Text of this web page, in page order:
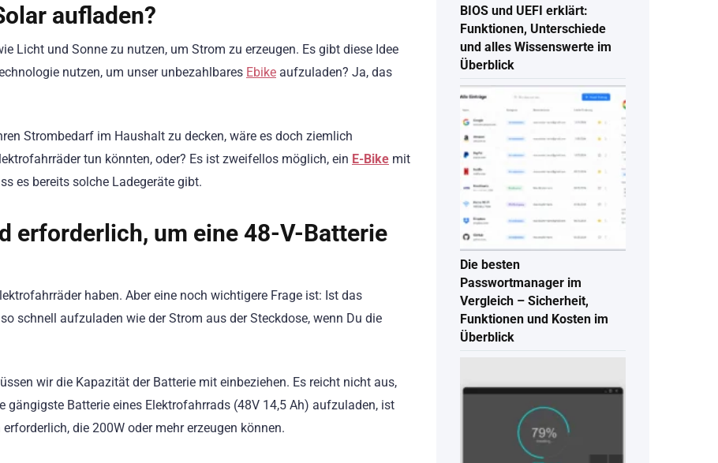
aufladen?
Licht und Sonne zu nutzen, um Strom zu erzeugen. Es gibt diese Idee
nutzen, um unser unbezahlbares Ebike aufzuladen? Ja, das
Strombedarf im Haushalt zu decken, wäre es doch ziemlich
tun könnten, oder? Es ist zweifellos möglich, ein E-Bike mit
es bereits solche Ladegeräte gibt.
erforderlich, um eine 48-V-Batterie
haben. Aber eine noch wichtigere Frage ist: Ist das
schnell aufzuladen wie der Strom aus der Steckdose, wenn Du die
wir die Kapazität der Batterie mit einbeziehen. Es reicht nicht aus,
gängigste Batterie eines Elektrofahrrads (48V 14,5 Ah) aufzuladen, ist
die 200W oder mehr erzeugen können.
BIOS und UEFI erklärt:
Funktionen, Unterschiede
und alles Wissenswerte im
Überblick
Die besten
Passwortmanager im
Vergleich – Sicherheit,
Funktionen und Kosten im
Überblick